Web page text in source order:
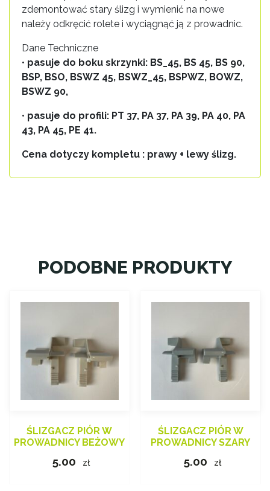
zdemontować stary ślizg i wymienić na nowe
należy odkręcić rolete i wyciągnąć ją z prowadnic.
Dane Techniczne
• pasuje do boku skrzynki: BS_45, BS 45, BS 90,
BSP, BSO, BSWZ 45, BSWZ_45, BSPWZ, BOWZ,
BSWZ 90,
• pasuje do profili: PT 37, PA 37, PA 39, PA 40, PA
43, PA 45, PE 41.
Cena dotyczy kompletu : prawy + lewy ślizg.
PODOBNE PRODUKTY
ŚLIZGACZ PIÓR W
PROWADNICY BEŻOWY
5.00 zł
ŚLIZGACZ PIÓR W
PROWADNICY SZARY
5.00 zł